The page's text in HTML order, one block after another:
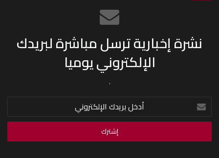
نشرة إخبارية ترسل مباشرة لبريدك
الإلكتروني يوميا
.
أدخل
بريدك
الإلكتروني